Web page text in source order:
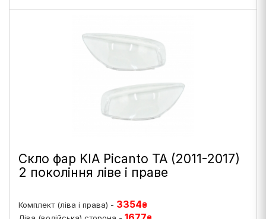
Скло фар KIA Picanto TA (2011-2017)
2 покоління ліве і праве
Комплект (ліва і права) - 3354₴